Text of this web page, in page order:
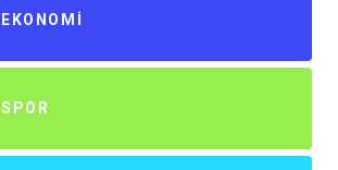
EKONOMI
SPOR